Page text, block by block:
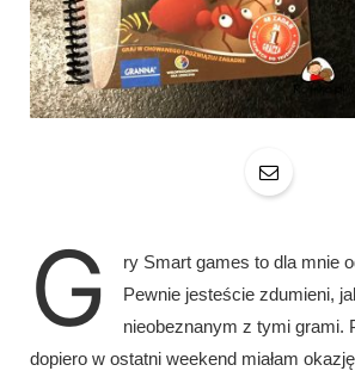
G
ry Smart games to dla mnie
Pewnie jesteście zdumieni,
nieobeznanym z tymi grami.
dopiero w ostatni weekend miałam